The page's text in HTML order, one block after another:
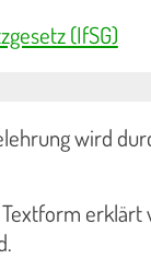
(IfSG)
wird